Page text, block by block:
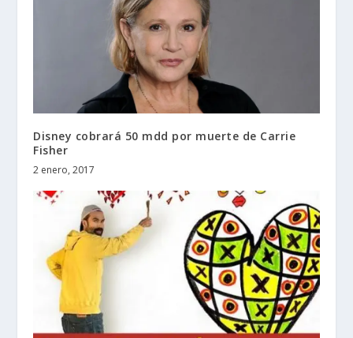
Disney cobrará 50 mdd por muerte de Carrie
Fisher
2 enero, 2017